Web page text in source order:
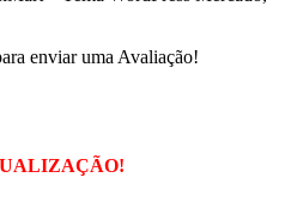
enviar uma Avaliação!